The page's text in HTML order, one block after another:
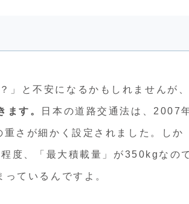
」と不安になるかもしれませんが
ます。 日本の道路交通法は、2007
さが細かく設定されました。しか
度、「最大積載量」が350kgなの
ているんですよ。